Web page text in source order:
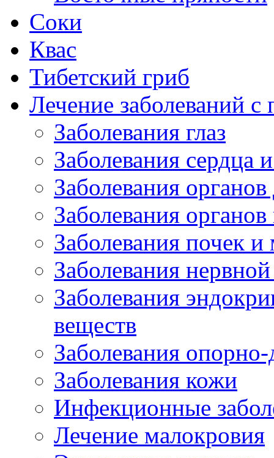
Соки
Квас
Тибетский гриб
Лечение заболеваний
Заболевания глаз
Заболевания сердца
Заболевания
Заболевания
Заболевания почек
Заболевания
Заболевания
веществ
Заболевания опорно-
Заболевания кожи
Инфекционные
Лечение малокровия